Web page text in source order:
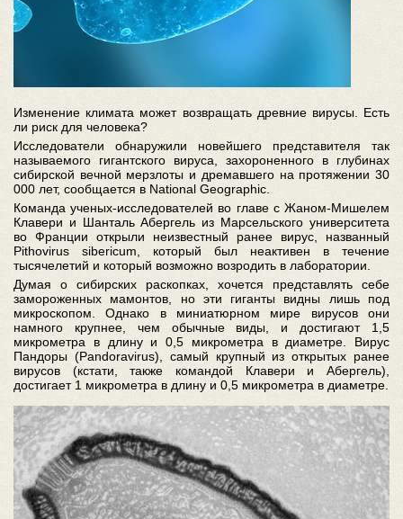
Изменение климата может возвращать древние вирусы. Есть
ли риск для человека?
Исследователи обнаружили новейшего представителя так
называемого гигантского вируса, захороненного в глубинах
сибирской вечной мерзлоты и дремавшего на протяжении 30
000 лет, сообщается в National Geographic.
Команда ученых-исследователей во главе с Жаном-Мишелем
Клавери и Шанталь Абергель из Марсельского университета
во Франции открыли неизвестный ранее вирус, названный
Pithovirus sibericum, который был неактивен в течение
тысячелетий и который возможно возродить в лаборатории.
Думая о сибирских раскопках, хочется представлять себе
замороженных мамонтов, но эти гиганты видны лишь под
микроскопом. Однако в миниатюрном мире вирусов они
намного крупнее, чем обычные виды, и достигают 1,5
микрометра в длину и 0,5 микрометра в диаметре. Вирус
Пандоры (Рandoravirus), самый крупный из открытых ранее
вирусов (кстати, также командой Клавери и Абергель),
достигает 1 микрометра в длину и 0,5 микрометра в диаметре.